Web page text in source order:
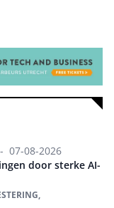
07-08-2026
door sterke AI-